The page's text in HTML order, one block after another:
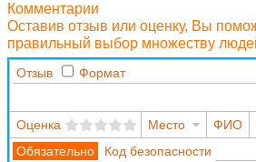
Комментарии
Оставив отзыв или оценку, Вы
правильный выбор множеству
Отзыв Формат
Оценка Место
ФИО
Код безопасности